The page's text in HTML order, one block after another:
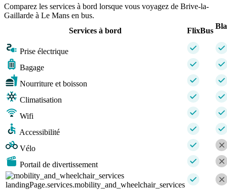
Comparez les services à bord lorsque vous voyagez de Brive-la-
Gaillarde à Le Mans en bus.
Services à bord
FlixBus
Prise électrique
Bagage
Nourriture et boisson
Climatisation
Wifi
Accessibilité
Vélo
Portail de divertissement
landingPage.services.mobility_and_wheelchair_services